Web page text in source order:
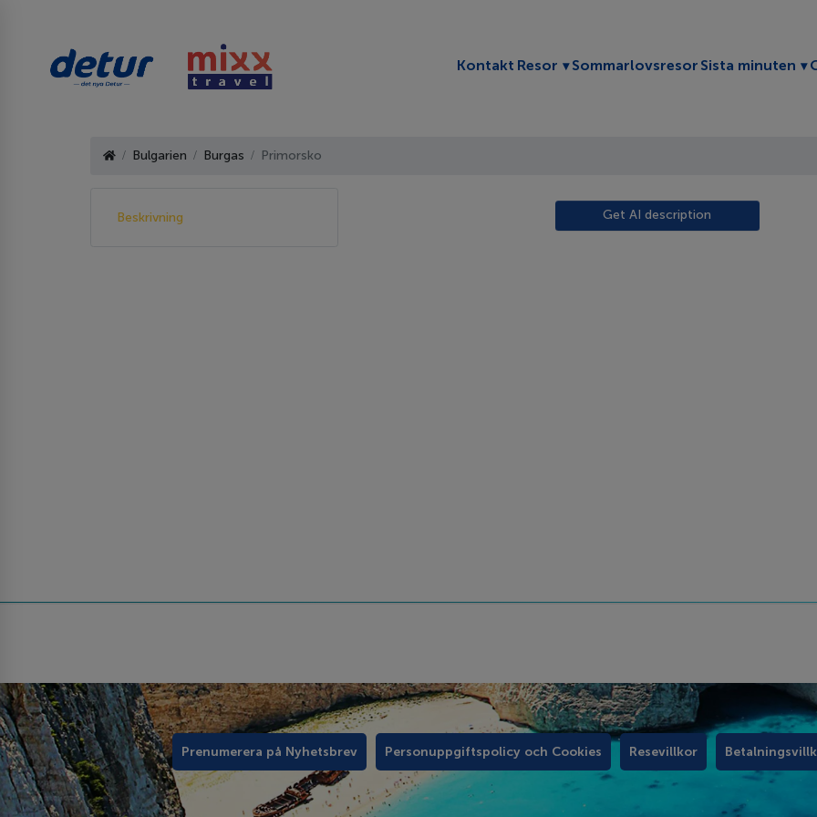
Kontakt Resor Toggle submenu
Sommarlovsresor Sista minuten
Bulgarien Burgas Primorsko
Beskrivning Get AI description
Prenumerera på Nyhetsbrev Personuppgiftspolicy och Cookies Resevillkor